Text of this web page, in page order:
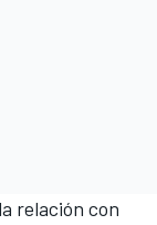
relación con